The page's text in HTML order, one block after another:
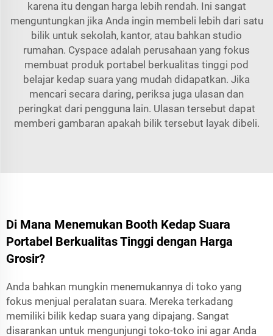
karena itu dengan harga lebih rendah. Ini sangat
menguntungkan jika Anda ingin membeli lebih dari satu
bilik untuk sekolah, kantor, atau bahkan studio
rumahan. Cyspace adalah perusahaan yang fokus
membuat produk portabel berkualitas tinggi pod
belajar kedap suara yang mudah didapatkan. Jika
mencari secara daring, periksa juga ulasan dan
peringkat dari pengguna lain. Ulasan tersebut dapat
memberi gambaran apakah bilik tersebut layak dibeli.
Di Mana Menemukan Booth Kedap Suara
Portabel Berkualitas Tinggi dengan Harga
Grosir?
Anda bahkan mungkin menemukannya di toko yang
fokus menjual peralatan suara. Mereka terkadang
memiliki bilik kedap suara yang dipajang. Sangat
disarankan untuk mengunjungi toko-toko ini agar Anda